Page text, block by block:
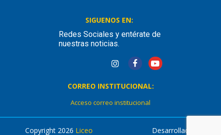
SIGUENOS EN:
Redes Sociales y entérate de
nuestras noticias.
CORREO INSTITUCIONAL:
Acceso correo institucional
Copyright 2026 Liceo Desarrollado por